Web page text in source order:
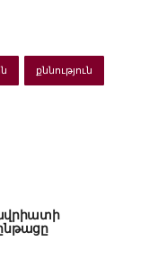
քննություն